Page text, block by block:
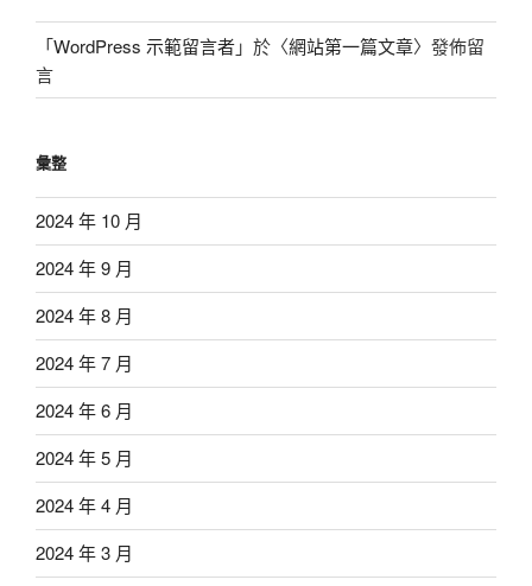
「WordPress 示範留言者」於〈網站第一篇文章〉發佈留
言
彙整
2024 年 10 月
2024 年 9 月
2024 年 8 月
2024 年 7 月
2024 年 6 月
2024 年 5 月
2024 年 4 月
2024 年 3 月